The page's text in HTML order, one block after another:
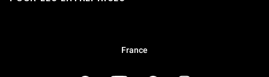
France